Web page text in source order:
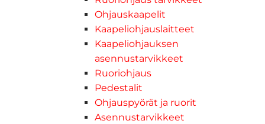
Ohjauskaapelit
Kaapeliohjauslaitteet
Kaapeliohjauksen
asennustarvikkeet
Ruoriohjaus
Pedestalit
Ohjauspyörät ja ruorit
Asennustarvikkeet